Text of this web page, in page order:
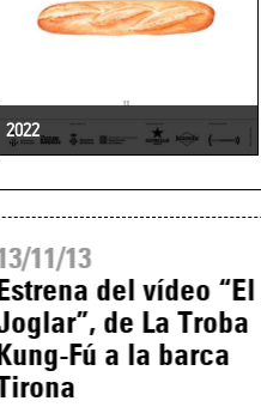
2022
11/13
del vídeo “El
de La Troba
Fú a la barca